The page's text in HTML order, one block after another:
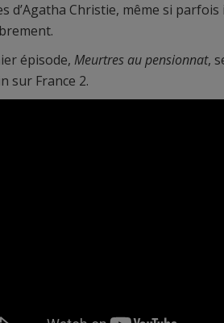
d’Agatha Christie, même si parfois
épisode, Meurtres au pensionnat,
sur France 2.